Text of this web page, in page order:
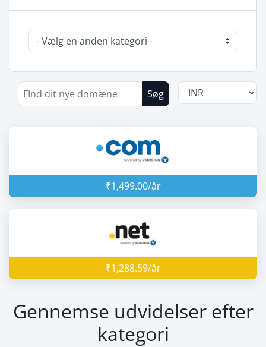
Søg
₹1,499.00/år
₹1,288.59/år
Gennemse udvidelser efter
kategori